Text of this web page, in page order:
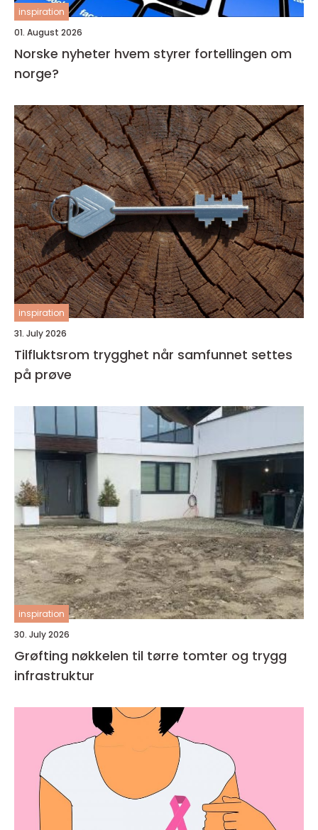
inspiration
01. August 2026
Norske nyheter hvem styrer fortellingen om
norge?
inspiration
31. July 2026
Tilfluktsrom trygghet når samfunnet settes
på prøve
inspiration
30. July 2026
Grøfting nøkkelen til tørre tomter og trygg
infrastruktur